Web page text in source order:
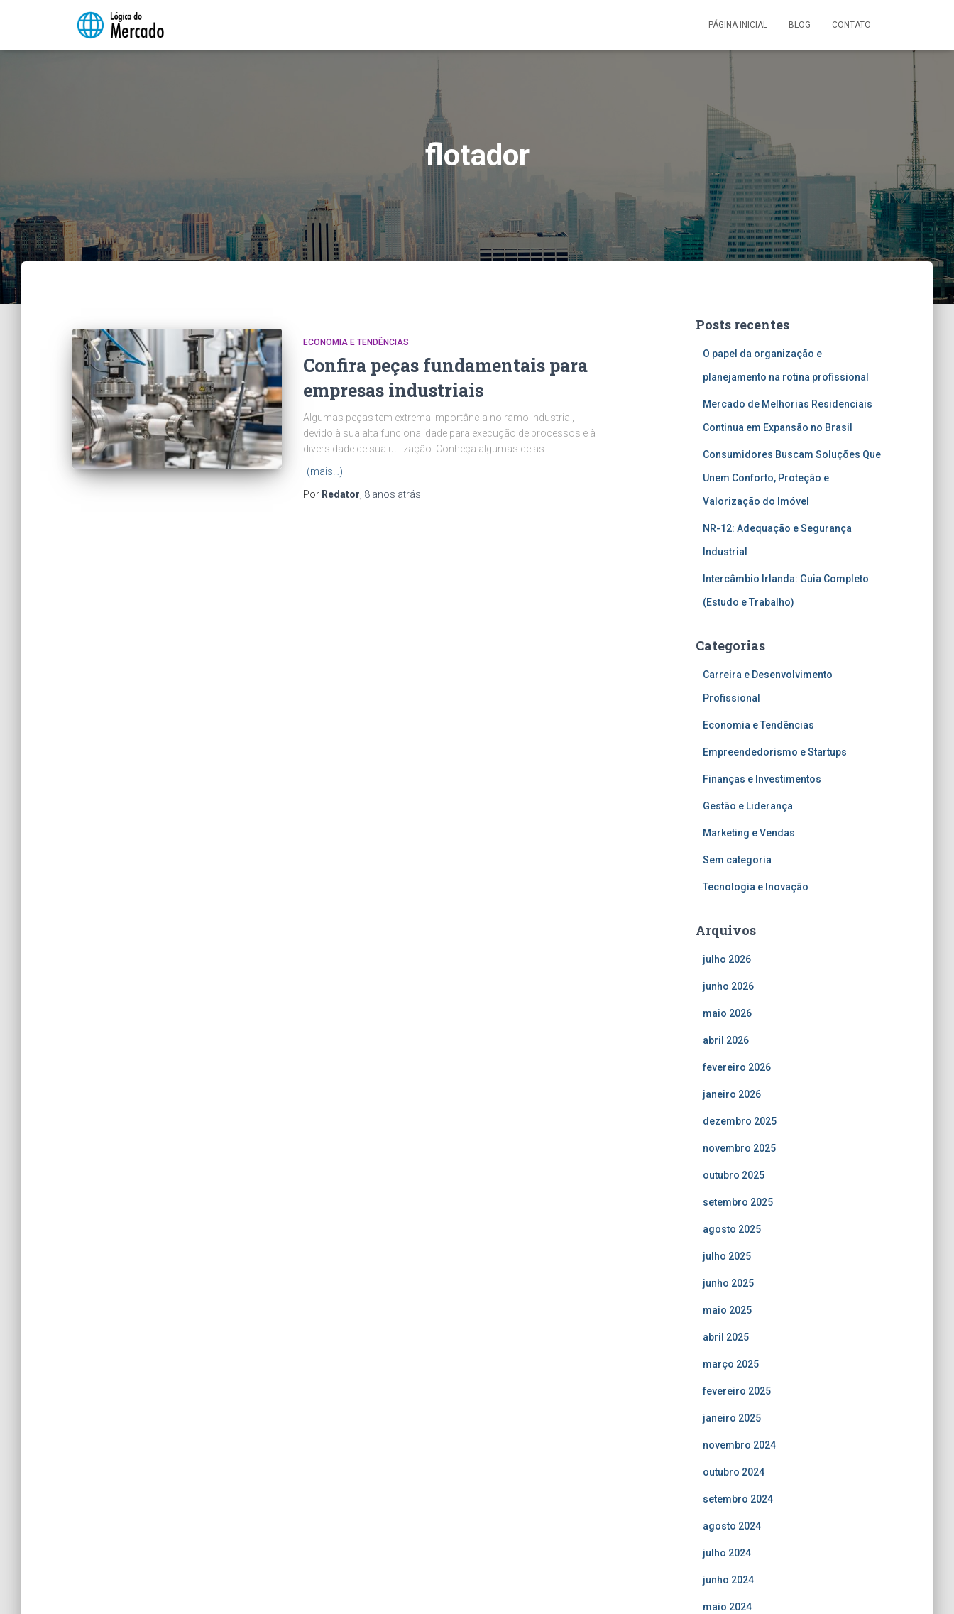
PÁGINA INICIAL BLOG CONTATO
flotador
ECONOMIA E TENDÊNCIAS
Confira peças fundamentais para
empresas industriais
Algumas peças tem extrema importância no ramo industrial,
devido à sua alta funcionalidade para execução de processos e à
diversidade de sua utilização. Conheça algumas delas:
(mais…)
Por Redator 8 anos atrás
Posts recentes
O papel da organização e
planejamento na rotina profissional
Mercado de Melhorias Residenciais
Continua em Expansão no Brasil
Consumidores Buscam Soluções Que
Unem Conforto, Proteção e
Valorização do Imóvel
NR-12: Adequação e Segurança
Industrial
Intercâmbio Irlanda: Guia Completo
(Estudo e Trabalho)
Categorias
Carreira e Desenvolvimento
Profissional
Economia e Tendências
Empreendedorismo e Startups
Finanças e Investimentos
Gestão e Liderança
Marketing e Vendas
Sem categoria
Tecnologia e Inovação
Arquivos
julho 2026
junho 2026
maio 2026
abril 2026
fevereiro 2026
janeiro 2026
dezembro 2025
novembro 2025
outubro 2025
setembro 2025
agosto 2025
julho 2025
junho 2025
maio 2025
abril 2025
março 2025
fevereiro 2025
janeiro 2025
novembro 2024
outubro 2024
setembro 2024
agosto 2024
julho 2024
junho 2024
maio 2024